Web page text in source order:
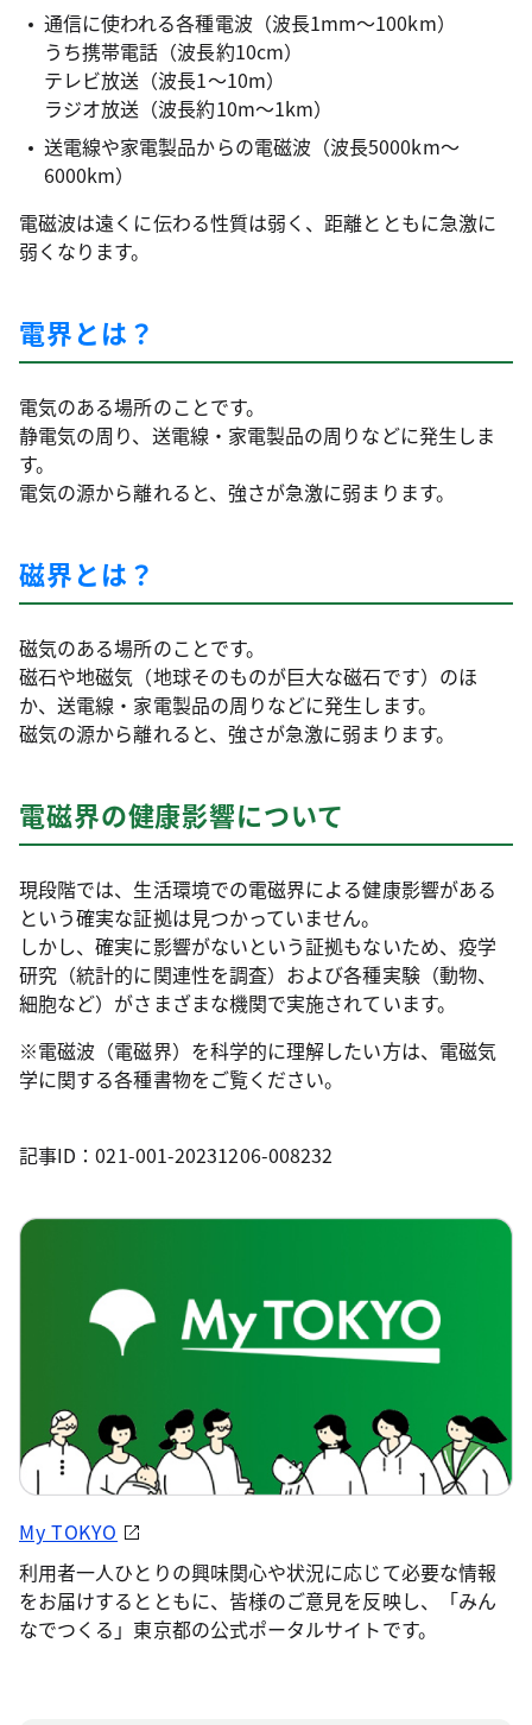
通信に使われる各種電波（波長1mm～100km）
うち携帯電話（波長約10cm）
テレビ放送（波長1～10m）
ラジオ放送（波長約10m～1km）
送電線や家電製品からの電磁波（波長5000km～
6000km）
電磁波は遠くに伝わる性質は弱く、距離とともに急激に
弱くなります。
電界とは？
電気のある場所のことです。
静電気の周り、送電線・家電製品の周りなどに発生しま
す。
電気の源から離れると、強さが急激に弱まります。
磁界とは？
磁気のある場所のことです。
磁石や地磁気（地球そのものが巨大な磁石です）のほ
か、送電線・家電製品の周りなどに発生します。
磁気の源から離れると、強さが急激に弱まります。
電磁界の健康影響について
現段階では、生活環境での電磁界による健康影響がある
という確実な証拠は見つかっていません。
しかし、確実に影響がないという証拠もないため、疫学
研究（統計的に関連性を調査）および各種実験（動物、
細胞など）がさまざまな機関で実施されています。
※電磁波（電磁界）を科学的に理解したい方は、電磁気
学に関する各種書物をご覧ください。
記事ID：021-001-20231206-008232
My TOKYO
利用者一人ひとりの興味関心や状況に応じて必要な情報
をお届けするとともに、皆様のご意見を反映し、「みん
なでつくる」東京都の公式ポータルサイトです。